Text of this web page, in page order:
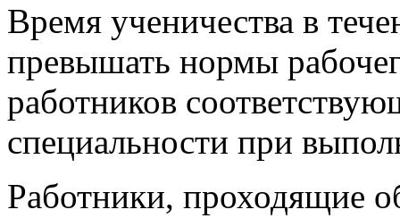
Время ученичества в
превышать нормы
работников
специальности при
Работники, проходящие